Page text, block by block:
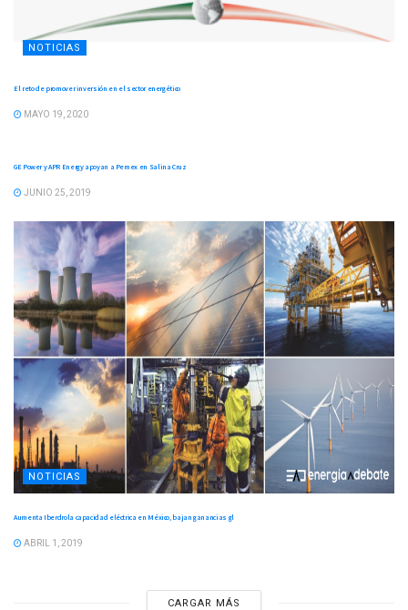
NOTICIAS
El reto de promover inversión en el sector energético
MAYO 19, 2020
GE Power y APR Energy apoyan a Pemex en Salina Cruz
JUNIO 25, 2019
NOTICIAS
Aumenta Iberdrola capacidad eléctrica en México, bajan ganancias gl
ABRIL 1, 2019
CARGAR MÁS